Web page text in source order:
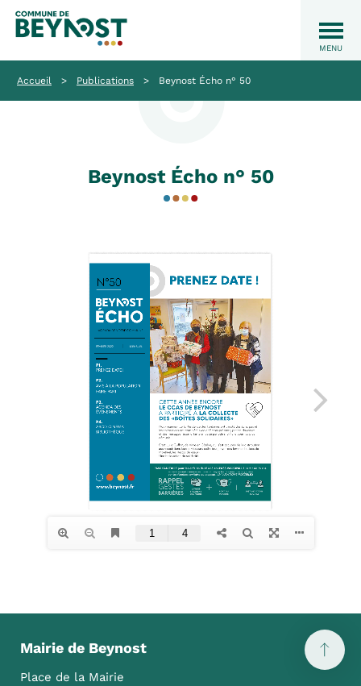
Accueil > Publications > Beynost Écho n° 50
Beynost Écho n° 50
Mairie de Beynost
Place de la Mairie